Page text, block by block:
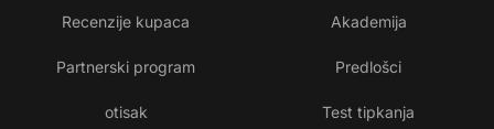
Recenzije kupaca
Partnerski program
otisak
Akademija
Predlošci
Test tipkanja